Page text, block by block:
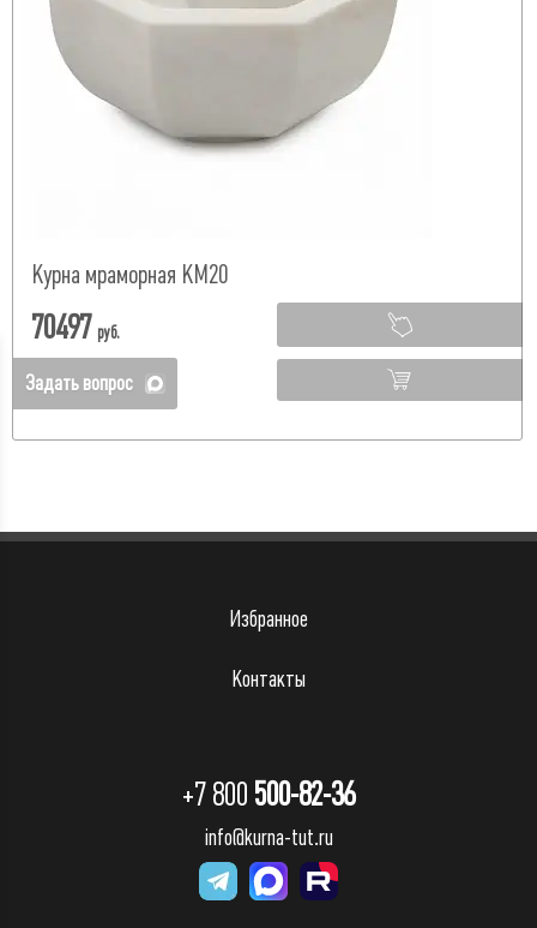
Курна мраморная КМ20
70497 руб.
Задать вопрос
Избранное
Контакты
+7 800 500-82-36
info@kurna-tut.ru